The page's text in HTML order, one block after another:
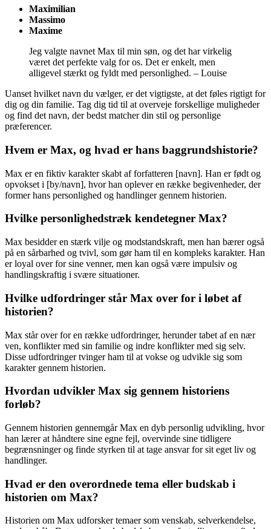
Maximilian
Massimo
Maxime
Jeg valgte navnet Max til min søn, og det har virkelig
været det perfekte valg for os. Det er enkelt, men
alligevel stærkt og fyldt med personlighed. – Louise
Uanset hvilket navn du vælger, er det vigtigste, at det føles rigtigt for
dig og din familie. Tag dig tid til at overveje forskellige muligheder
og find det navn, der bedst matcher din stil og personlige
præferencer.
Hvem er Max, og hvad er hans baggrundshistorie?
Max er en fiktiv karakter skabt af forfatteren [navn]. Han er født og
opvokset i [by/navn], hvor han oplever en række begivenheder, der
former hans personlighed og handlinger gennem historien.
Hvilke personlighedstræk kendetegner Max?
Max besidder en stærk vilje og modstandskraft, men han bærer også
på en sårbarhed og tvivl, som gør ham til en kompleks karakter. Han
er loyal over for sine venner, men kan også være impulsiv og
handlingskraftig i svære situationer.
Hvilke udfordringer står Max over for i løbet af
historien?
Max står over for en række udfordringer, herunder tabet af en nær
ven, konflikter med sin familie og indre konflikter med sig selv.
Disse udfordringer tvinger ham til at vokse og udvikle sig som
karakter gennem historien.
Hvordan udvikler Max sig gennem historiens
forløb?
Gennem historien gennemgår Max en dyb personlig udvikling, hvor
han lærer at håndtere sine egne fejl, overvinde sine tidligere
begrænsninger og finde styrken til at tage ansvar for sit eget liv og
handlinger.
Hvad er den overordnede tema eller budskab i
historien om Max?
Historien om Max udforsker temaer som venskab, selverkendelse,